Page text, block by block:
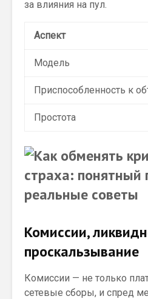
за влияния на пул.
Аспект
Модель
Приспособленность к
Простота
Комиссии,
проскальзывание
Комиссии — не только
сетевые сборы, и спред